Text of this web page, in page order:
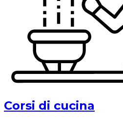
Corsi di cucina